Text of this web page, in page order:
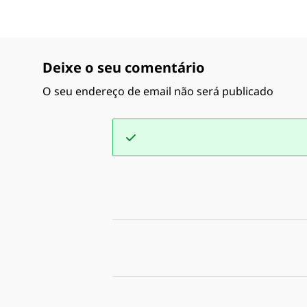
Deixe o seu comentário
O seu endereço de email não será publicado